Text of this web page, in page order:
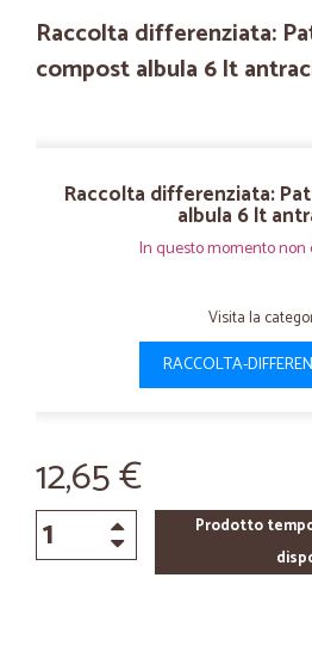
Raccolta differenziata:
compost albula 6 lt
Raccolta differenziata:
albula 6 lt
In questo momento non
Visita la
RACCOLTA-
12,65 €
Prodotto